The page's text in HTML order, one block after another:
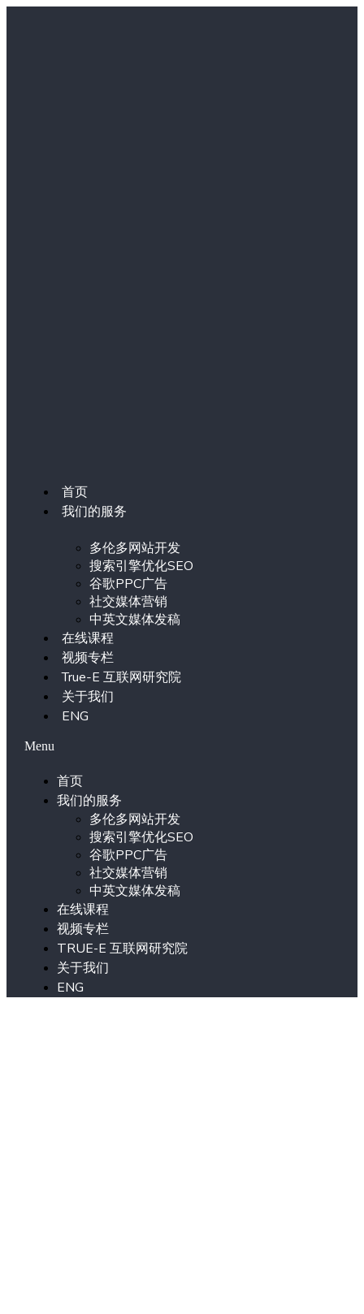
首页
我们的服务
多伦多网站开发
搜索引擎优化SEO
谷歌PPC广告
社交媒体营销
中英文媒体发稿
在线课程
视频专栏
True-E 互联网研究院
关于我们
ENG
Menu
首页
我们的服务
多伦多网站开发
搜索引擎优化SEO
谷歌PPC广告
社交媒体营销
中英文媒体发稿
在线课程
视频专栏
TRUE-E 互联网研究院
关于我们
ENG